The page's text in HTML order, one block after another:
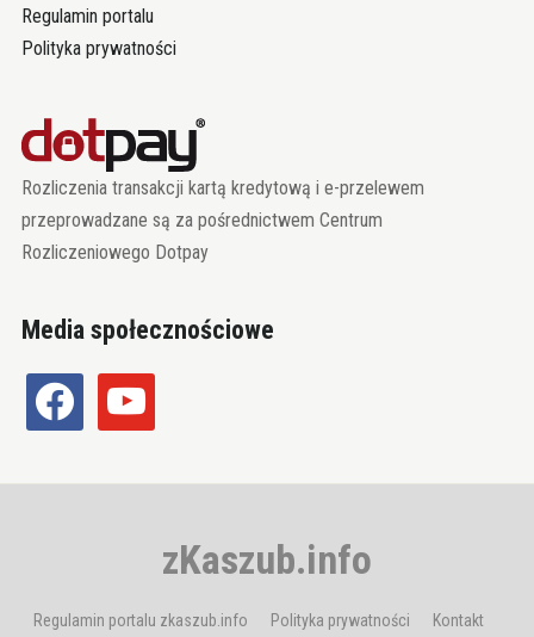
Regulamin portalu
Polityka prywatności
Rozliczenia transakcji kartą kredytową i e-przelewem
przeprowadzane są za pośrednictwem Centrum
Rozliczeniowego Dotpay
Media społecznościowe
facebook youtube
zKaszub.info
Regulamin portalu zkaszub.info Polityka prywatności Kontakt